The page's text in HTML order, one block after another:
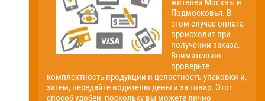
жителей Москвы и
Подмосковья. В
этом случае оплата
происходит при
получении заказа.
Внимательно
проверьте
комплектность продукции и целостность упаковки и,
затем, передайте водителю деньги за товар. Этот
способ удобен, поскольку вы можете лично